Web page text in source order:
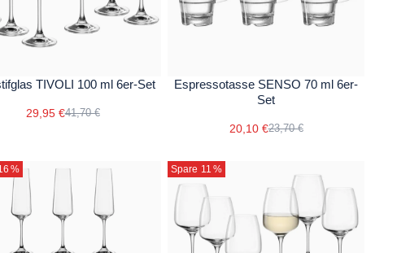
TIVOLI 100 ml 6er-Set
29,95 €41,70 €
Espressotasse SENSO 70 ml 6er-
Set
20,10 €23,70 €
% Spare 11 %